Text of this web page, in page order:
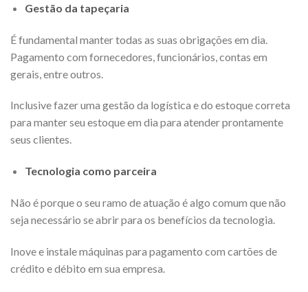
Gestão da tapeçaria
É fundamental manter todas as suas obrigações em dia.
Pagamento com fornecedores, funcionários, contas em
gerais, entre outros.
Inclusive fazer uma gestão da logística e do estoque correta
para manter seu estoque em dia para atender prontamente
seus clientes.
Tecnologia como parceira
Não é porque o seu ramo de atuação é algo comum que não
seja necessário se abrir para os benefícios da tecnologia.
Inove e instale máquinas para pagamento com cartões de
crédito e débito em sua empresa.